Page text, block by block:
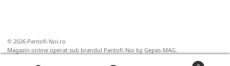
© 2026 Pantofi-Noi.ro
Magazin online operat sub brandul Pantofi-Noi by Gepas-MAG.